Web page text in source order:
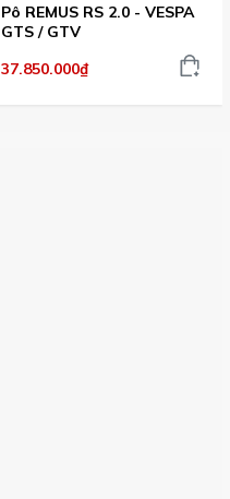
Pô REMUS RS 2.0 - VESPA
GTS / GTV
37.850.000₫